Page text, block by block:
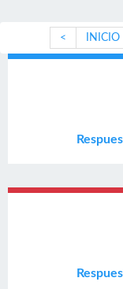
< INICIO